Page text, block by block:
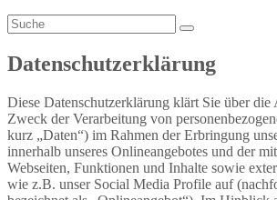
Datenschutzerklärung
Diese Datenschutzerklärung klärt Sie über
Zweck der Verarbeitung von
kurz „Daten“) im Rahmen der Erbringung
innerhalb unseres Onlineangebotes und der
Webseiten, Funktionen und Inhalte sowie
wie z.B. unser Social Media Profile auf